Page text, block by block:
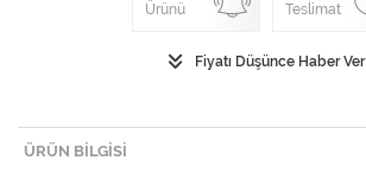
Ürünü Teslimat
Fiyatı Düşünce Haber Ver
ÜRÜN BILGISI